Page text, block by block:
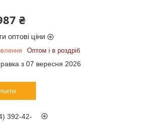
₴
оптові ціни
Оптом і в роздріб
з 07 вересня 2026
392-42-